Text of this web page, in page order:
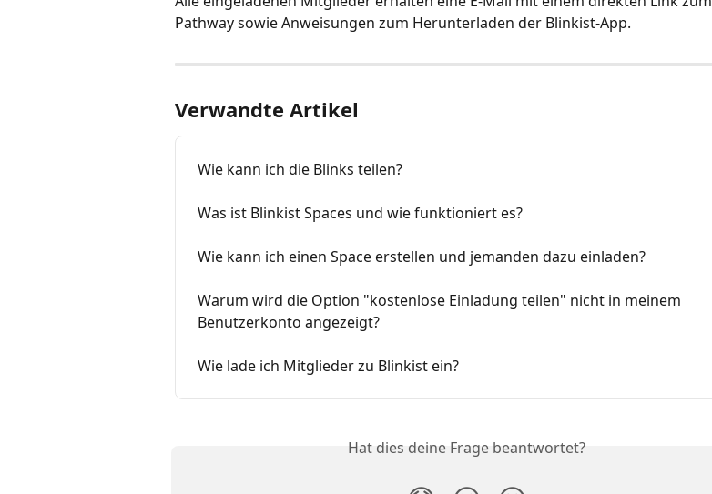
Pathway sowie Anweisungen zum Herunterladen der Blinkist-App.
Verwandte Artikel
Wie kann ich die Blinks teilen?
Was ist Blinkist Spaces und wie funktioniert es?
Wie kann ich einen Space erstellen und jemanden dazu einladen?
Warum wird die Option "kostenlose Einladung teilen" nicht in meinem
Benutzerkonto angezeigt?
Wie lade ich Mitglieder zu Blinkist ein?
Hat dies deine Frage beantwortet?